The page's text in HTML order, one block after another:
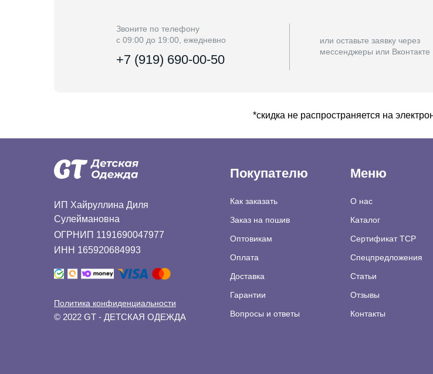
Звоните по телефону
с 09:00 до 19:00, ежедневно
+7 (919) 690-00-50
или оставьте заявку через
мессенджеры или Вконтакте
*скидка не распространяется на
ИП Хайруллина Диля
Сулеймановна
ОГРНИП 1191690047977
ИНН 165920684993
Политика конфиденциальности
© 2022 GT - ДЕТСКАЯ ОДЕЖДА
Покупателю
Как заказать
Оптовикам
Заказ на пошив
Оплата
Доставка
Гарантии
Вопросы и ответы
Меню
О нас
Каталог
Сертификат TCP
Спецпредложения
Статьи
Отзывы
Контакты